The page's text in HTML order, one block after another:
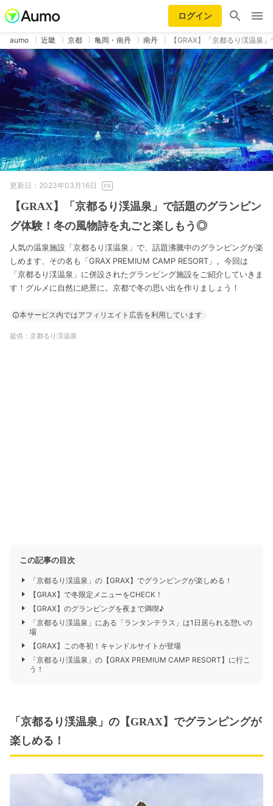
ログイン
aumo 近畿 京都 亀岡・南丹 南丹 【GRAX】「京都るり渓温泉
更新日：2023年03月16日
【GRAX】「京都るり渓温泉」で話題のグランピン
グ体験！冬の風物詩を丸ごと楽しもう◎
人気の温泉施設「京都るり渓温泉」で、話題沸騰中のグランピングが楽
しめます、その名も「GRAX PREMIUM CAMP RESORT」。今回は
「京都るり渓温泉」に併設されたグランピング施設をご紹介していきま
す！グルメに自然に絶景に。京都で冬の思い出を作りましょう！
本サービス内ではアフィリエイト広告を利用しています
提供：京都るり渓温泉
この記事の目次
「京都るり渓温泉」の【GRAX】でグランピングが楽しめる！
【GRAX】で冬限定メニューをCHECK！
【GRAX】のグランピングを夜まで満喫♪
「京都るり渓温泉」にある「ランタンテラス」は1日居られる憩いの
場
【GRAX】この冬初！キャンドルサイトが登場
「京都るり渓温泉」の【GRAX PREMIUM CAMP RESORT】に行こ
う！
「京都るり渓温泉」の【GRAX】でグランピングが
楽しめる！